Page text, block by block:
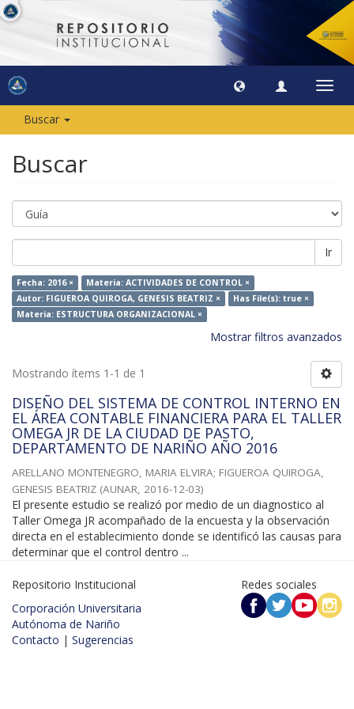
Buscar
Buscar
Ir
Fecha: 2016 ×
Materia: ACTIVIDADES DE CONTROL ×
Autor: FIGUEROA QUIROGA, GENESIS BEATRIZ ×
Has File(s): true ×
Materia: ESTRUCTURA ORGANIZACIONAL ×
Mostrar filtros avanzados
Mostrando ítems 1-1 de 1
DISEÑO DEL SISTEMA DE CONTROL INTERNO EN
EL ÁREA CONTABLE FINANCIERA PARA EL TALLER
OMEGA JR DE LA CIUDAD DE PASTO,
DEPARTAMENTO DE NARIÑO AÑO 2016
ARELLANO MONTENEGRO, MARIA ELVIRA; FIGUEROA QUIROGA,
GENESIS BEATRIZ (AUNAR, 2016-12-03)
El presente estudio se realizó por medio de un diagnostico al
Taller Omega JR acompañado de la encuesta y la observación
directa en el establecimiento donde se identificó las causas para
determinar que el control dentro ...
Repositorio Institucional
Corporación Universitaria
Autónoma de Nariño
Contacto | Sugerencias
Redes sociales